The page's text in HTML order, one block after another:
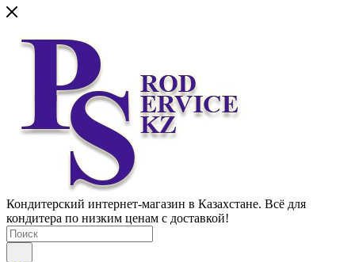
Кондитерский интернет-магазин в Казахстане. Всё для
кондитера по низким ценам с доставкой!